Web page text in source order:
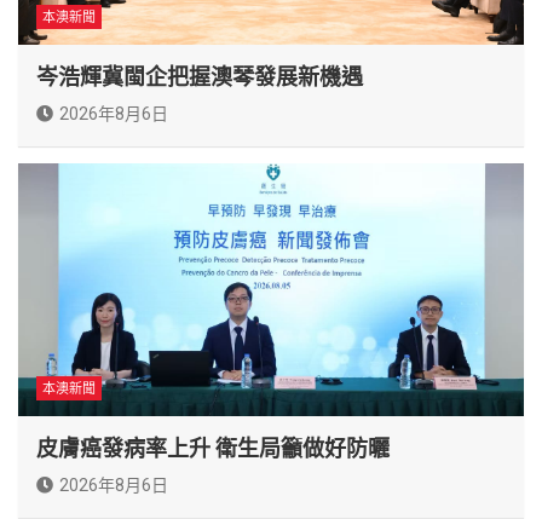
本澳新聞
岑浩輝冀閩企把握澳琴發展新機遇
2026年8月6日
本澳新聞
皮膚癌發病率上升 衛生局籲做好防曬
2026年8月6日